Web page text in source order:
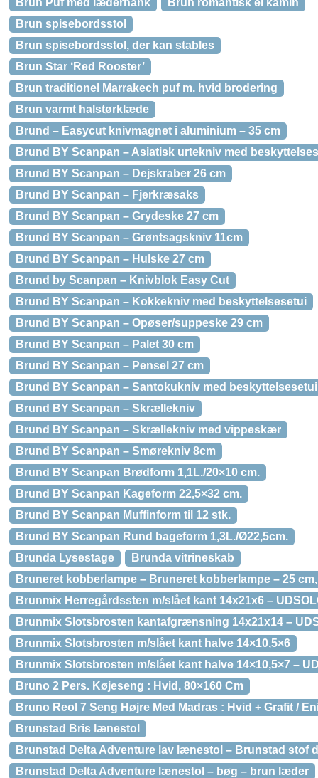
Brun Puf med læderhank
Brun romantisk el kamin
Brun spisebordsstol
Brun spisebordsstol, der kan stables
Brun Star ‘Red Rooster’
Brun traditionel Marrakech puf m. hvid brodering
Brun varmt halstørklæde
Brund – Easycut knivmagnet i aluminium – 35 cm
Brund BY Scanpan – Asiatisk urtekniv med
Brund BY Scanpan – Dejskraber 26 cm
Brund BY Scanpan – Fjerkræsaks
Brund BY Scanpan – Grydeske 27 cm
Brund BY Scanpan – Grøntsagskniv 11cm
Brund BY Scanpan – Hulske 27 cm
Brund by Scanpan – Knivblok Easy Cut
Brund BY Scanpan – Kokkekniv med beskyttelsesetui
Brund BY Scanpan – Opøser/suppeske 29 cm
Brund BY Scanpan – Palet 30 cm
Brund BY Scanpan – Pensel 27 cm
Brund BY Scanpan – Santokukniv med beskyttelsesetui
Brund BY Scanpan – Skrællekniv
Brund BY Scanpan – Skrællekniv med vippeskær
Brund BY Scanpan – Smørekniv 8cm
Brund BY Scanpan Brødform 1,1L./20×10 cm.
Brund BY Scanpan Kageform 22,5×32 cm.
Brund BY Scanpan Muffinform til 12 stk.
Brund BY Scanpan Rund bageform 1,3L./Ø22,5cm.
Brunda Lysestage
Brunda vitrineskab
Bruneret kobberlampe – Bruneret kobberlampe – 25
Brunmix Herregårdssten m/slået kant 14x21x6 –
Brunmix Slotsbrosten kantafgrænsning 14x21x14 –
Brunmix Slotsbrosten m/slået kant halve 14×10,5×6
Brunmix Slotsbrosten m/slået kant halve 14×10,5×7 –
Bruno 2 Pers. Køjeseng : Hvid, 80×160 Cm
Bruno Reol 7 Seng Højre Med Madras : Hvid + Grafit /
Brunstad Bris lænestol
Brunstad Delta Adventure lav lænestol – Brunstad stof
Brunstad Delta Adventure lænestol – bøg – brun læder